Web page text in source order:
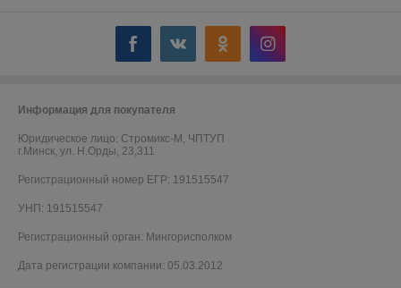
Информация для покупателя
Юридическое лицо: Стромикс-М, ЧПТУП
г.Минск, ул. Н.Орды, 23,311
Регистрационный номер ЕГР: 191515547
УНП: 191515547
Регистрационный орган: Мингорисполком
Дата регистрации компании: 05.03.2012